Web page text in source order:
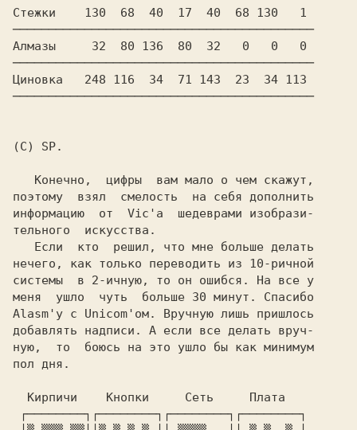
Стежки    130  68  40  17  40  68 130   1
──────────────────────────────────────────
Алмазы     32  80 136  80  32   0   0   0
──────────────────────────────────────────
Циновка   248 116  34  71 143  23  34 113
──────────────────────────────────────────
(С) SP.
поэтому  взял  смелость  на себя дополнить
информацию  от  Vic'a  шедеврами изобрази-
тельного  искусства.
нечего, как только переводить из 10-ричной
системы  в 2-ичную, то он ошибся. На все у
меня  ушло  чуть  больше 30 минут. Спасибо
Alasm'у с Unicom'ом. Вручную лишь пришлось
добавлять надписи. А если все делать вруч-
ную,  то  боюсь на это ушло бы как минимум
пол дня.